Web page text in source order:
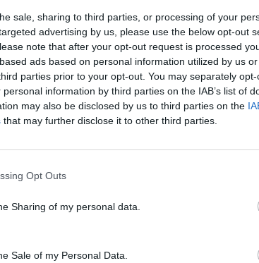
sale, sharing to third parties, or processing of your
advertising by us, please use the below opt-out
note that after your opt-out request is processed
ads based on personal information utilized by us
parties prior to your opt-out. You may separately
information by third parties on the IAB’s list of
may also be disclosed by us to third parties on the
that may further disclose it to other third parties.
Opt Outs
Sharing of my personal data.
Sale of my Personal Data.